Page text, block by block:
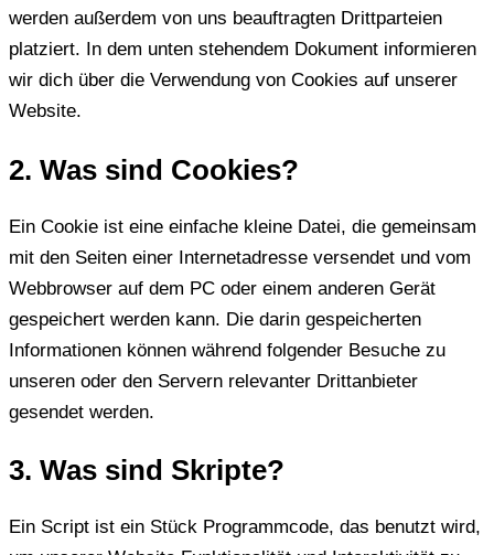
werden außerdem von uns beauftragten Drittparteien
platziert. In dem unten stehendem Dokument informieren
wir dich über die Verwendung von Cookies auf unserer
Website.
2. Was sind Cookies?
Ein Cookie ist eine einfache kleine Datei, die gemeinsam
mit den Seiten einer Internetadresse versendet und vom
Webbrowser auf dem PC oder einem anderen Gerät
gespeichert werden kann. Die darin gespeicherten
Informationen können während folgender Besuche zu
unseren oder den Servern relevanter Drittanbieter
gesendet werden.
3. Was sind Skripte?
Ein Script ist ein Stück Programmcode, das benutzt wird,